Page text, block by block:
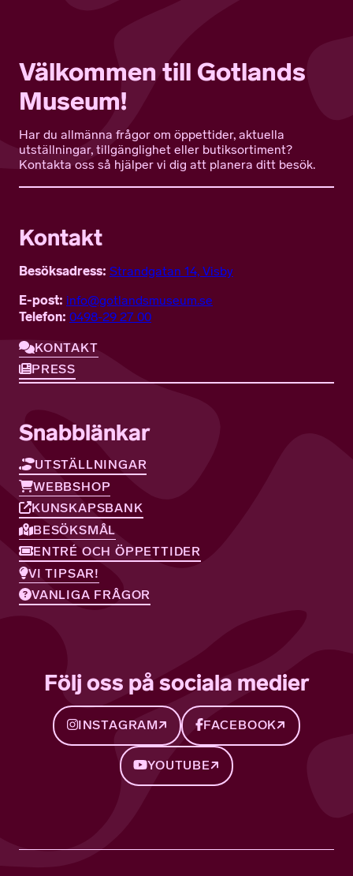
Välkommen till Gotlands
Museum!
Har du allmänna frågor om öppettider, aktuella
utställningar, tillgänglighet eller butiksortiment?
Kontakta oss så hjälper vi dig att planera ditt besök.
Kontakt
Besöksadress: Strandgatan 14, Visby
E-post: info@gotlandsmuseum.se
Telefon: 0498-29 27 00
KONTAKT
PRESS
Snabblänkar
UTSTÄLLNINGAR
WEBBSHOP
KUNSKAPSBANK
BESÖKSMÅL
ENTRÉ OCH ÖPPETTIDER
VI TIPSAR!
VANLIGA FRÅGOR
Följ oss på sociala medier
INSTAGRAM FACEBOOK
YOUTUBE